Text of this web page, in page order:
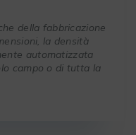
della fabbricazione
la densità
automatizzata
campo o di tutta la